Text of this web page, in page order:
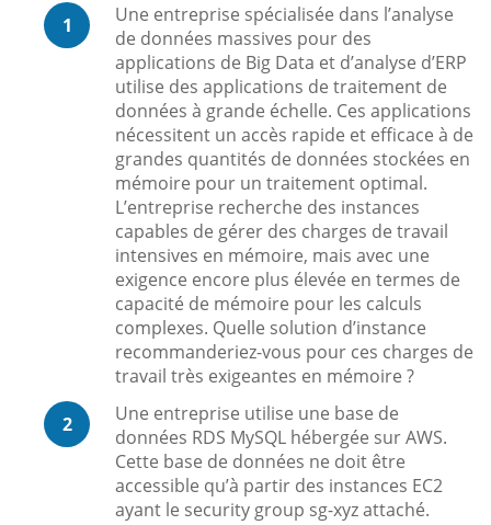
1
Une entreprise spécialisée dans l’analyse
de données massives pour des
applications de Big Data et d’analyse d’ERP
utilise des applications de traitement de
données à grande échelle. Ces applications
nécessitent un accès rapide et efficace à de
grandes quantités de données stockées en
mémoire pour un traitement optimal.
L’entreprise recherche des instances
capables de gérer des charges de travail
intensives en mémoire, mais avec une
exigence encore plus élevée en termes de
capacité de mémoire pour les calculs
complexes. Quelle solution d’instance
recommanderiez-vous pour ces charges de
travail très exigeantes en mémoire ?
2
Une entreprise utilise une base de
données RDS MySQL hébergée sur AWS.
Cette base de données ne doit être
accessible qu’à partir des instances EC2
ayant le security group sg-xyz attaché.